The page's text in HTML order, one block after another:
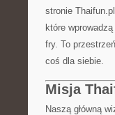
stronie
które
fry. To
coś dla siebie.
Misja
Naszą główną